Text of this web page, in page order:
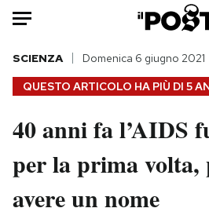
Auto
HOME
Italia
Politica
Tecnologia
QUESTO ARTICOLO HA PIÙ DI 5
SCIENZA Domenica 6 giugno 2021
40 anni fa l’AIDS
per la prima
avere un nome